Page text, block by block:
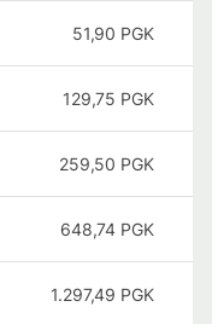
51,90 PGK
129,75 PGK
259,50 PGK
648,74 PGK
1.297,49 PGK